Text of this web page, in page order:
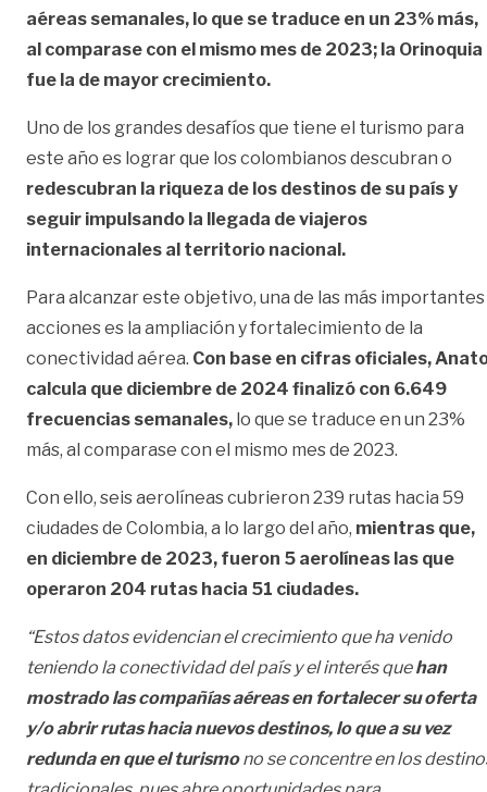
aéreas semanales, lo que se traduce en un 23% más,
al comparase con el mismo mes de 2023; la Orinoquia
fue la de mayor crecimiento.
Uno de los grandes desafíos que tiene el turismo para
este año es lograr que los colombianos descubran o
redescubran la riqueza de los destinos de su país y
seguir impulsando la llegada de viajeros
internacionales al territorio nacional.
Para alcanzar este objetivo, una de las más importantes
acciones es la ampliación y fortalecimiento de la
conectividad aérea. Con base en cifras oficiales,
calcula que diciembre de 2024 finalizó con 6.649
frecuencias semanales, lo que se traduce en un 23%
más, al comparase con el mismo mes de 2023.
Con ello, seis aerolíneas cubrieron 239 rutas hacia 59
ciudades de Colombia, a lo largo del año, mientras que,
en diciembre de 2023, fueron 5 aerolíneas las que
operaron 204 rutas hacia 51 ciudades.
“Estos datos evidencian el crecimiento que ha venido
teniendo la conectividad del país y el interés quehan
mostrado las compañías aéreas en fortalecer su oferta
y/o abrir rutas hacia nuevos destinos, lo que a su vez
redunda en que el turismono se concentre en los